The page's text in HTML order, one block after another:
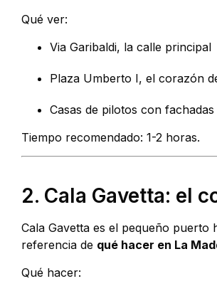
Qué ver:
Via Garibaldi, la calle principal
Plaza Umberto I, el corazón
Casas de pilotos con
Tiempo recomendado: 1-2 horas.
2. Cala Gavetta: el
Cala Gavetta es el pequeño
referencia de qué hacer en La
Qué hacer: